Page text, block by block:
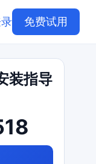
免费试用
装指导